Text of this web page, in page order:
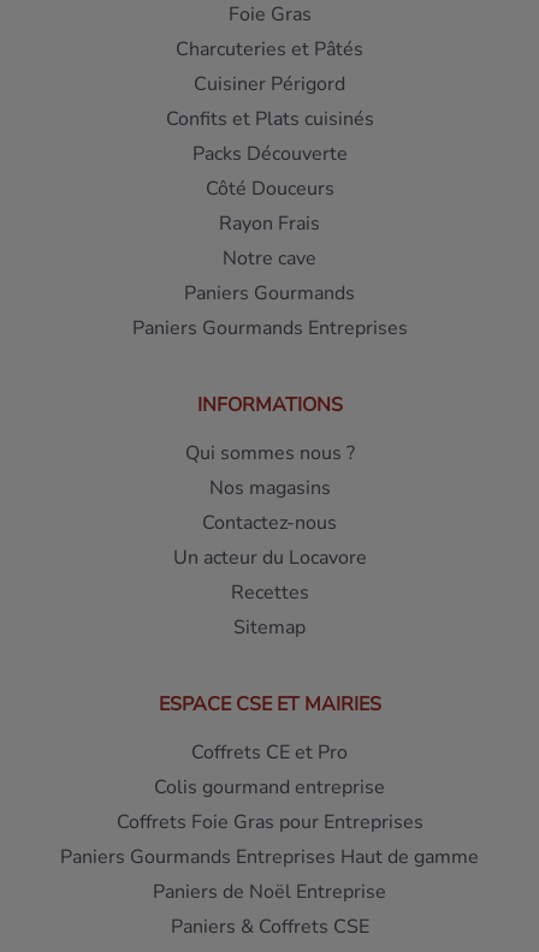
Foie Gras
Charcuteries et Pâtés
Cuisiner Périgord
Confits et Plats cuisinés
Packs Découverte
Côté Douceurs
Rayon Frais
Notre cave
Paniers Gourmands
Paniers Gourmands Entreprises
INFORMATIONS
Qui sommes nous ?
Nos magasins
Contactez-nous
Un acteur du Locavore
Recettes
Sitemap
ESPACE CSE ET MAIRIES
Coffrets CE et Pro
Colis gourmand entreprise
Coffrets Foie Gras pour Entreprises
Paniers Gourmands Entreprises Haut de gamme
Paniers de Noël Entreprise
Paniers & Coffrets CSE